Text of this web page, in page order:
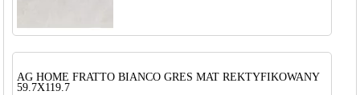
AG HOME FRATTO BIANCO GRES MAT REKTYFIKOWANY
59.7X119.7